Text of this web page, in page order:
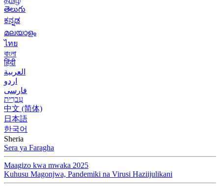
తెలుగు
ಕನ್ನಡ
മലയാളം
ไทย
বাংলা
हिंदी
العربية
اردو
فارسی
עִברִית
中文 (简体)
日本語
한국어
Sheria
Sera ya Faragha
Maagizo kwa mwaka 2025
Kuhusu Magonjwa, Pandemiki na Virusi Haziijulikani